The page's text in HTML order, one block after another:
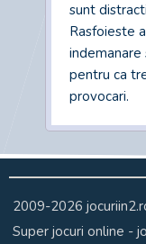
sunt
Rasfoieste
pentru ca
provocari.
2009-2026
Super jocuri online -